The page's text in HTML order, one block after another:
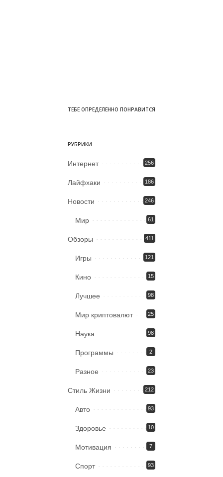
ТЕБЕ ОПРЕДЕЛЕННО ПОНРАВИТСЯ
РУБРИКИ
Интернет 256
Лайфхаки 186
Новости 246
Мир 61
Обзоры 411
Игры 121
Кино 15
Лучшее 98
Мир криптовалют 25
Наука 98
Программы 2
Разное 23
Стиль Жизни 212
Авто 93
Здоровье 10
Мотивация 7
Спорт 93